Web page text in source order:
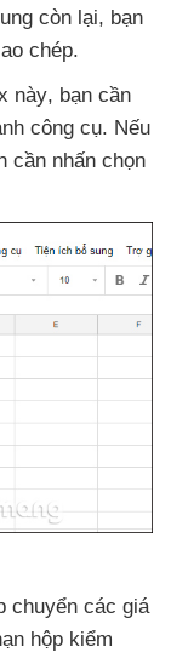
còn lại, bạn
chép.
này, bạn cần
công cụ. Nếu
cần nhấn chọn
chuyển các giá
hộp kiểm